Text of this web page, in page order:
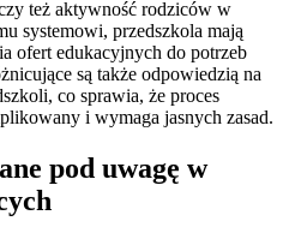
też aktywność rodziców w
systemowi, przedszkola mają
ofert edukacyjnych do potrzeb
są także odpowiedzią na
co sprawia, że proces
i wymaga jasnych zasad.
pod uwagę w